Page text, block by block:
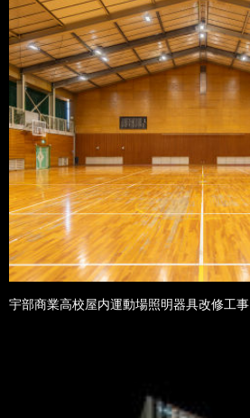
宇部商業高校屋内運動場照明器具改修工事